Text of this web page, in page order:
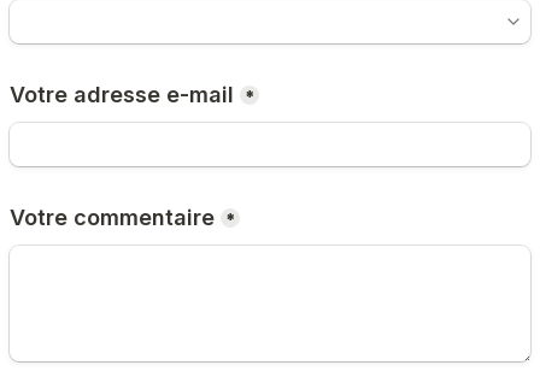
Votre adresse e-mail *
Votre commentaire *